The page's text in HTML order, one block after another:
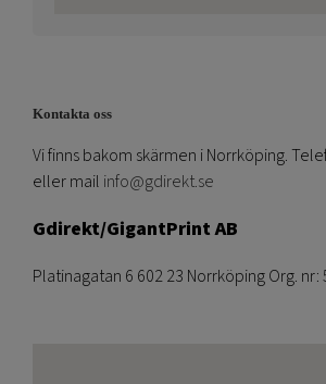
Kontakta oss
Vi finns bakom skärmen i Norrköping.
eller mail info@gdirekt.se
Gdirekt/GigantPrint AB
Platinagatan 6 602 23 Norrköping Org. nr: